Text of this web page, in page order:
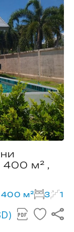
400 м² ,
400 м² 3 1